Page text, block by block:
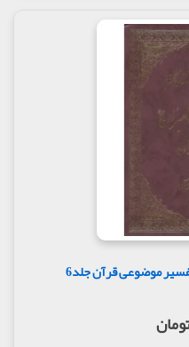
موضوعی قرآن جلد6